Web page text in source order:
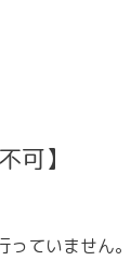
可】
ていません。